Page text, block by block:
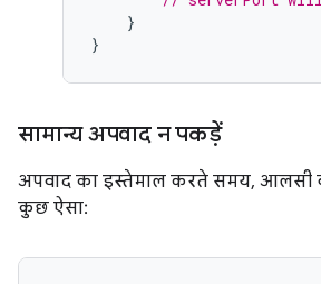
}
}
सामान्य अपवाद न पकड़ें
अपवाद का इस्तेमाल करते समय, आलसी
कुछ ऐसा: